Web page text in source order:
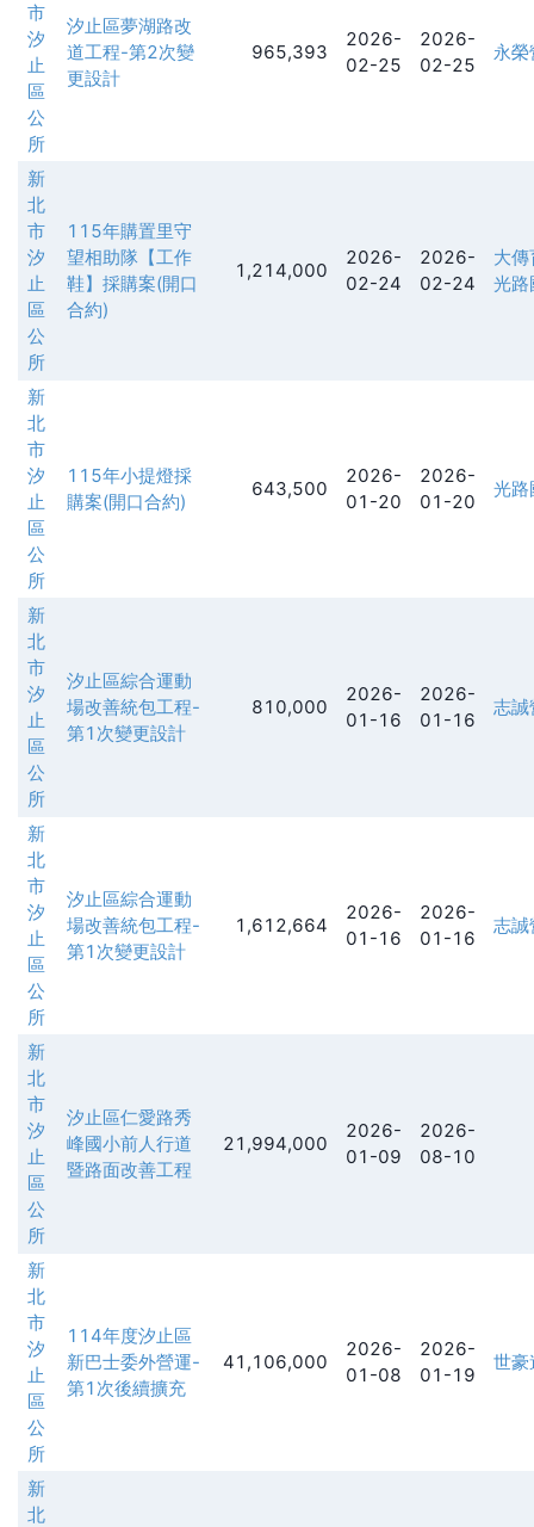
市
汐
止
區
公
所
汐止區夢湖路改
道工程-第2次變
更設計
965,393
2026-
02-25
2026-
02-25
永
新
北
市
汐
止
區
公
所
115年購置里守
望相助隊【工作
鞋】採購案(開口
合約)
1,214,000
2026-
02-24
2026-
02-24
大
光路
新
北
市
汐
止
區
公
所
115年小提燈採
購案(開口合約)
643,500
2026-
01-20
2026-
01-20
光路
新
北
市
汐
止
區
公
所
汐止區綜合運動
場改善統包工程-
第1次變更設計
810,000
2026-
01-16
2026-
01-16
志誠
新
北
市
汐
止
區
公
所
汐止區綜合運動
場改善統包工程-
第1次變更設計
1,612,664
2026-
01-16
2026-
01-16
志誠
新
北
市
汐
止
區
公
所
汐止區仁愛路秀
峰國小前人行道
暨路面改善工程
21,994,000
2026-
01-09
2026-
08-10
新
北
市
汐
止
區
公
所
114年度汐止區
新巴士委外營運-
第1次後續擴充
41,106,000
2026-
01-08
2026-
01-19
世豪
新
北